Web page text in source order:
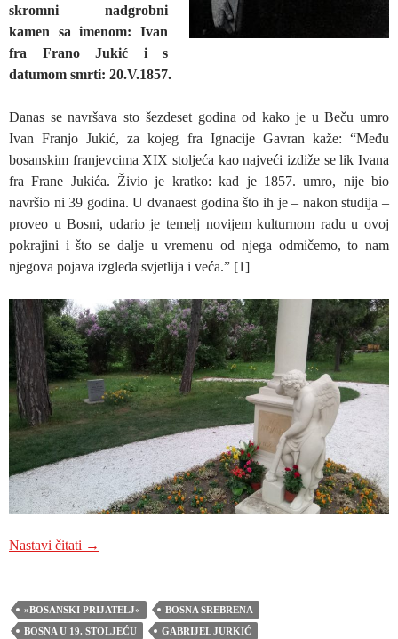
skromni nadgrobni
kamen sa imenom: Ivan
fra Frano Jukić i s
datumom smrti: 20.V.1857.
Danas se navršava sto šezdeset godina od kako je u Beču umro
Ivan Franjo Jukić, za kojeg fra Ignacije Gavran kaže: “Među
bosanskim franjevcima XIX stoljeća kao najveći izdiže se lik Ivana
fra Frane Jukića. Živio je kratko: kad je 1857. umro, nije bio
navršio ni 39 godina. U dvanaest godina što ih je – nakon studija –
proveo u Bosni, udario je temelj novijem kulturnom radu u ovoj
pokrajini i što se dalje u vremenu od njega odmičemo, to nam
njegova pojava izgleda svjetlija i veća.” [1]
Nastavi čitati POVODOM STO ŠEZDESETE OBLJETNICE
→
»BOSANSKI PRIJATELJ«
BOSNA SREBRENA
BOSNA U 19. STOLJEĆU
GABRIJEL JURKIĆ